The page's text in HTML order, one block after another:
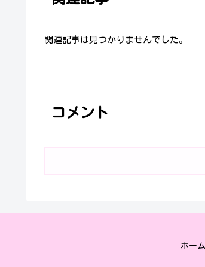
関連記事は見つかりませんでした。
コメント
ホーム